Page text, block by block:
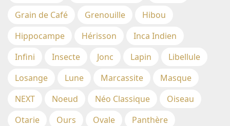
Grain de Café
Grenouille
Hibou
Hippocampe
Hérisson
Inca Indien
Infini
Insecte Jonc Lapin
Libellule
Losange
Lune Marcassite
Masque
NEXT
Noeud Néo Classique
Oiseau
Otarie
Ours Ovale
Panthère